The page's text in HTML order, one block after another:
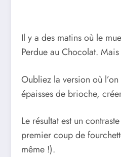
Il y a des matins où le
Perdue au Chocolat.
Oubliez la version où
épaisses de brioche,
Le résultat est un
premier coup de
même !).